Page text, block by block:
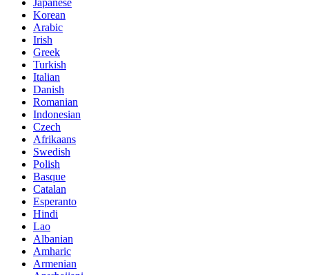
Japanese
Korean
Arabic
Irish
Greek
Turkish
Italian
Danish
Romanian
Indonesian
Czech
Afrikaans
Swedish
Polish
Basque
Catalan
Esperanto
Hindi
Lao
Albanian
Amharic
Armenian